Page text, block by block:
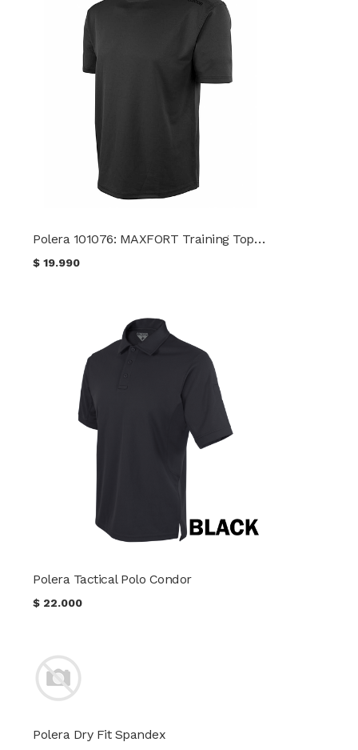
Polera 101076: MAXFORT Training Top CONDOR
$19.990
Polera Tactical Polo Condor
$ 22.000
Polera Dry Fit Spandex